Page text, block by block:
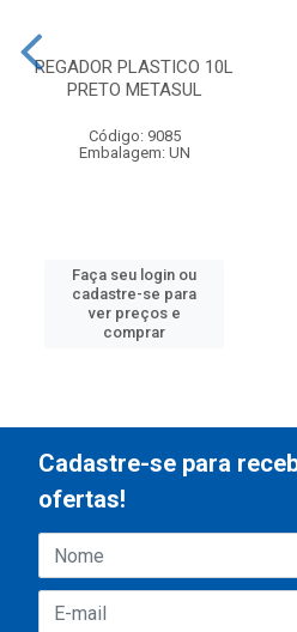
REGADOR PLASTICO 10L
PRETO METASUL
Código: 9085
Embalagem: UN
Faça seu login ou
cadastre-se para
ver preços e
comprar
Cadastre-se para
ofertas!